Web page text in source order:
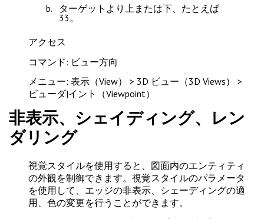
ターゲットより上または下、たとえば
33。
アクセス
コマンド: ビュー方向
メニュー: 表示（View） > 3D ビュー（3D Views） >
ビューダ|イント（Viewpoint）
非表示、シェイディング、レン
ダリング
視覚スタイルを使用すると、図面内のエンティティ
の外観を制御できます。視覚スタイルのパラメータ
を使用して、エッジの非表示、シェーディングの適
用、色の変更を行うことができます。